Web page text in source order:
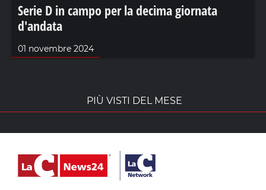
Serie D in campo per la decima giornata
d'andata
01 novembre 2024
PIÙ VISTI DEL MESE